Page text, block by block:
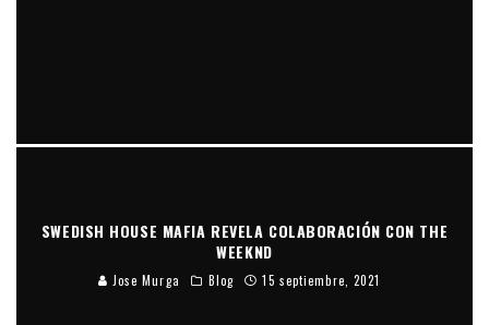
SWEDISH HOUSE MAFIA REVELA COLABORACIÓN CON THE
WEEKND
Jose Murga Blog 15 septiembre, 2021